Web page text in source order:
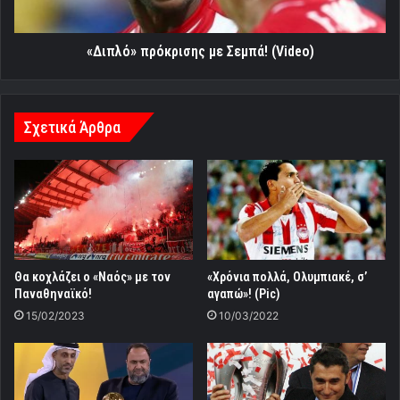
«Διπλό» πρόκρισης με Σεμπά! (Video)
Σχετικά Άρθρα
Θα κοχλάζει ο «Ναός» με τον
Παναθηναϊκό!
15/02/2023
«Χρόνια πολλά, Ολυμπιακέ, σ’
αγαπώ»! (Pic)
10/03/2022